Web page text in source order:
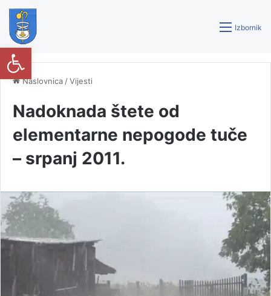
Izbornik
Naslovnica /Vijesti
Nadoknada štete od
elementarne nepogode tuče
– srpanj 2011.
Open toolbar